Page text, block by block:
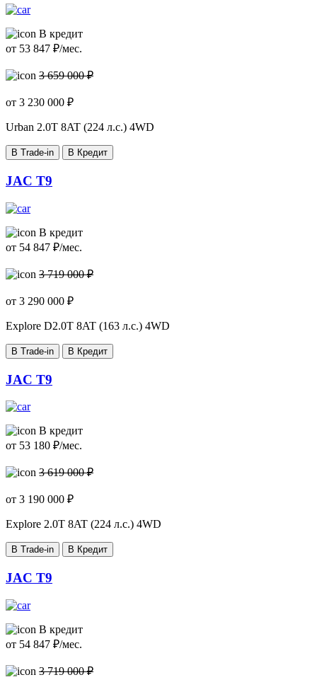
В кредит
от 53 847 ₽/мес.
3 659 000 ₽
от 3 230 000 ₽
Urban 2.0T 8AT (224 л.с.) 4WD
В Trade-in В Кредит
JAC T9
В кредит
от 54 847 ₽/мес.
3 719 000 ₽
от 3 290 000 ₽
Explore D2.0T 8AT (163 л.с.) 4WD
В Trade-in В Кредит
JAC T9
В кредит
от 53 180 ₽/мес.
3 619 000 ₽
от 3 190 000 ₽
Explore 2.0T 8AT (224 л.с.) 4WD
В Trade-in В Кредит
JAC T9
В кредит
от 54 847 ₽/мес.
3 719 000 ₽